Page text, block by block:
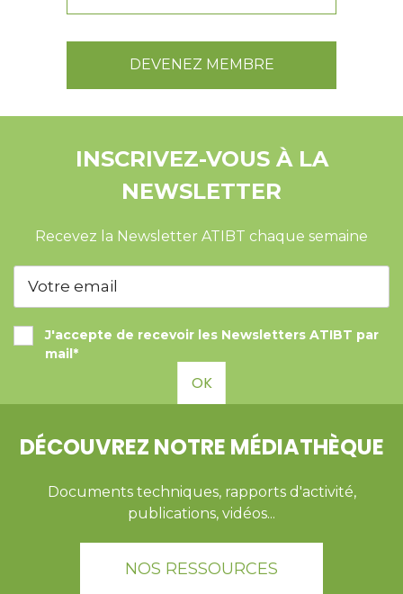
DEVENEZ MEMBRE
INSCRIVEZ-VOUS À LA
NEWSLETTER
Recevez la Newsletter ATIBT chaque semaine
J'accepte de recevoir les Newsletters ATIBT par
mail*
OK
DÉCOUVREZ NOTRE MÉDIATHÈQUE
Documents techniques, rapports d'activité,
publications, vidéos...
NOS RESSOURCES